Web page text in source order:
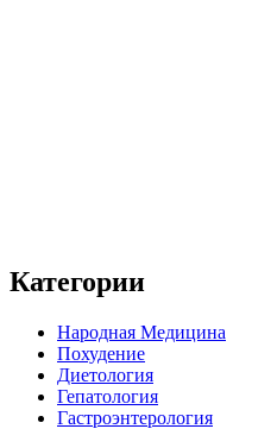
Категории
Народная Медицина
Похудение
Диетология
Гепатология
Гастроэнтерология